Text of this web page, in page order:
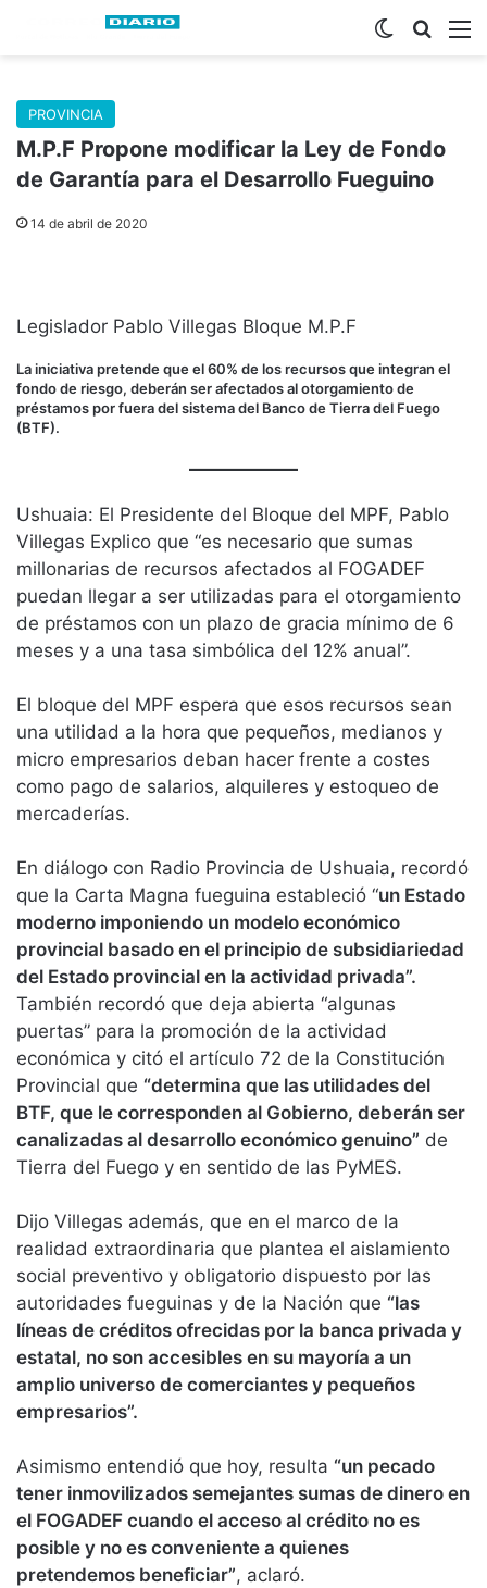
Buscar
Switch skin
PROVINCIA
M.P.F Propone modificar la Ley de Fondo
de Garantía para el Desarrollo Fueguino
14 de abril de 2020
Legislador Pablo Villegas Bloque M.P.F
La iniciativa pretende que el 60% de los recursos que integran el
fondo de riesgo, deberán ser afectados al otorgamiento de
préstamos por fuera del sistema del Banco de Tierra del Fuego
(BTF).
Ushuaia: El Presidente del Bloque del MPF, Pablo
Villegas Explico que “es necesario que sumas
millonarias de recursos afectados al FOGADEF
puedan llegar a ser utilizadas para el otorgamiento
de préstamos con un plazo de gracia mínimo de 6
meses y a una tasa simbólica del 12% anual”.
El bloque del MPF espera que esos recursos sean
una utilidad a la hora que pequeños, medianos y
micro empresarios deban hacer frente a costes
como pago de salarios, alquileres y estoqueo de
mercaderías.
En diálogo con Radio Provincia de Ushuaia, recordó
que la Carta Magna fueguina estableció “un Estado
moderno imponiendo un modelo económico
provincial basado en el principio de subsidiariedad
del Estado provincial en la actividad privada”.
También recordó que deja abierta “algunas
puertas” para la promoción de la actividad
económica y citó el artículo 72 de la Constitución
Provincial que “determina que las utilidades del
BTF, que le corresponden al Gobierno, deberán ser
canalizadas al desarrollo económico genuino” de
Tierra del Fuego y en sentido de las PyMES.
Dijo Villegas además, que en el marco de la
realidad extraordinaria que plantea el aislamiento
social preventivo y obligatorio dispuesto por las
autoridades fueguinas y de la Nación que “las
líneas de créditos ofrecidas por la banca privada y
estatal, no son accesibles en su mayoría a un
amplio universo de comerciantes y pequeños
empresarios”.
Asimismo entendió que hoy, resulta “un pecado
tener inmovilizados semejantes sumas de dinero en
el FOGADEF cuando el acceso al crédito no es
posible y no es conveniente a quienes
pretendemos beneficiar”, aclaró.